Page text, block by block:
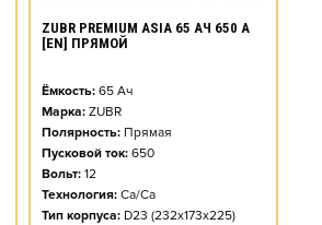
ZUBR PREMIUM ASIA 65 АЧ 650 А
[EN] ПРЯМОЙ
Ёмкость: 65Ач
Марка: ZUBR
Полярность: Прямая
Пусковой ток: 650
Вольт: 12
Технология: Ca/Ca
Тип корпуса: D23 (232x173x225)